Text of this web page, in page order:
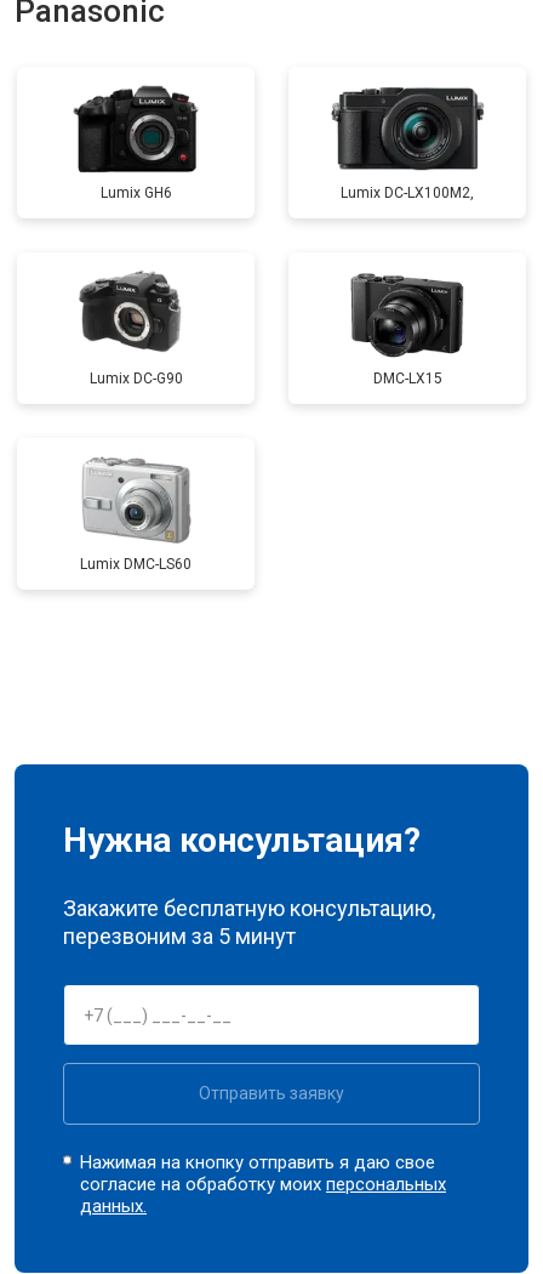
Panasonic
Lumix GH6 Lumix DC-LX100M2,
Lumix DC-G90 DMC-LX15
Lumix DMC-LS60
Нужна консультация?
Закажите бесплатную консультацию,
перезвоним за 5 минут
Отправить заявку
Нажимая на кнопку отправить я даю свое
согласие на обработку моихперсональных
данных.